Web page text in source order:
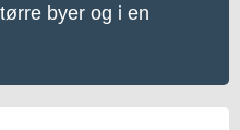
byer og i en